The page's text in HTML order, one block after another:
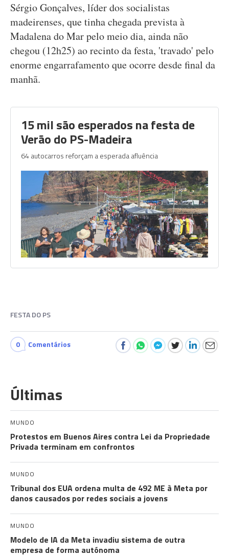
Sérgio Gonçalves, líder dos socialistas
madeirenses, que tinha chegada prevista à
Madalena do Mar pelo meio dia, ainda não
chegou (12h25) ao recinto da festa, 'travado' pelo
enorme engarrafamento que ocorre desde final da
manhã.
15 mil são esperados na festa de
Verão do PS-Madeira
64 autocarros reforçam a esperada afluência
FESTA DO PS
0 Comentários
Últimas
MUNDO
Protestos em Buenos Aires contra Lei da Propriedade
Privada terminam em confrontos
MUNDO
Tribunal dos EUA ordena multa de 492 ME à Meta por
danos causados por redes sociais a jovens
MUNDO
Modelo de IA da Meta invadiu sistema de outra
empresa de forma autónoma